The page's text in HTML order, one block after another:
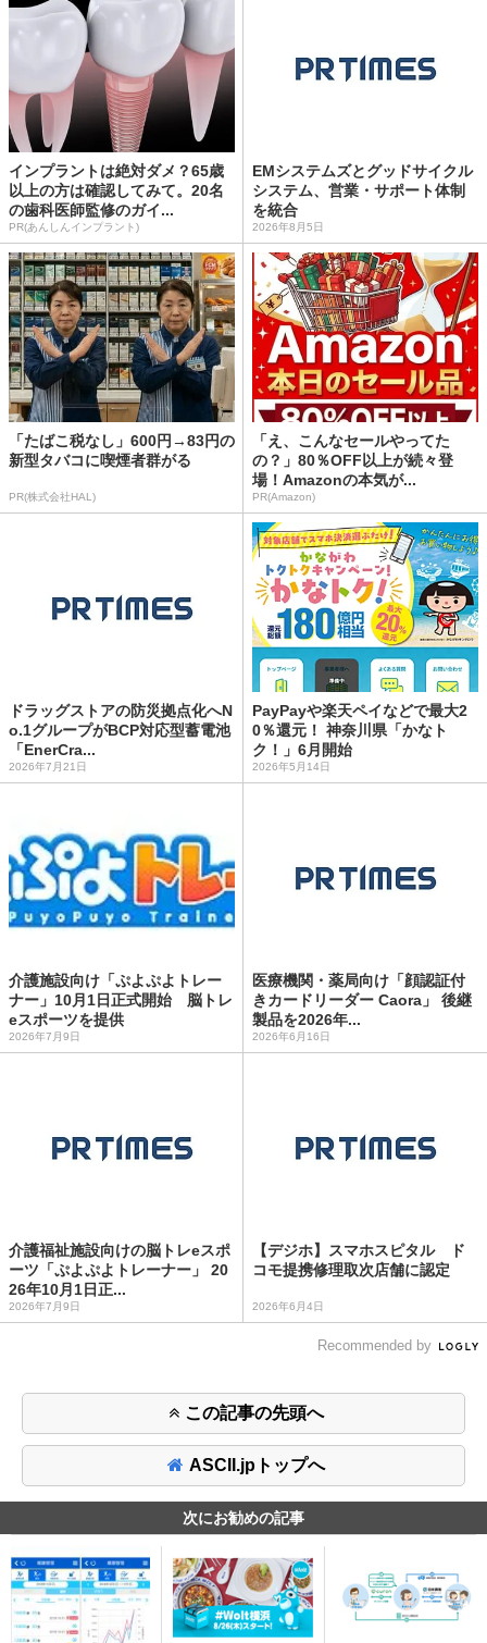
インプラントは絶対ダメ？65歳
以上の方は確認してみて。20名
の歯科医師監修のガイ...
PR(あんしんインプラント)
EMシステムズとグッドサイクル
システム、営業・サポート体制
を統合
2026年8月5日
「たばこ税なし」600円→83円の
新型タバコに喫煙者群がる
PR(株式会社HAL)
「え、こんなセールやってた
の？」80％OFF以上が続々登
場！Amazonの本気が...
PR(Amazon)
ドラッグストアの防災拠点化へN
o.1グループがBCP対応型蓄電池
「EnerCra...
2026年7月21日
PayPayや楽天ペイなどで最大2
0％還元！ 神奈川県「かなト
ク！」6月開始
2026年5月14日
介護施設向け「ぷよぷよトレー
ナー」10月1日正式開始 脳トレ
eスポーツを提供
2026年7月9日
医療機関・薬局向け「顔認証付
きカードリーダー Caora」 後継
製品を2026年...
2026年6月16日
介護福祉施設向けの脳トレeスポ
ーツ「ぷよぷよトレーナー」 20
26年10月1日正...
2026年7月9日
【デジホ】スマホスピタル ド
コモ提携修理取次店舗に認定
2026年6月4日
Recommended by
この記事の先頭へ
ASCII.jpトップへ
次にお勧めの記事